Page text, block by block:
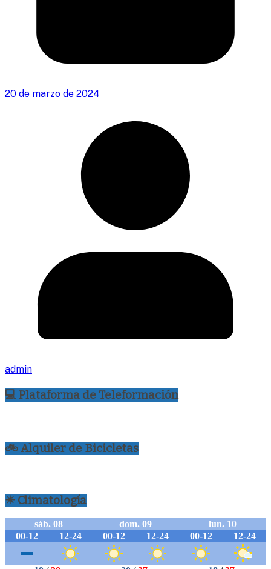
20 de marzo de 2024
admin
💻 Plataforma de Teleformación
🚲 Alquiler de Bicicletas
☀ Climatología